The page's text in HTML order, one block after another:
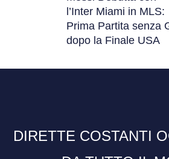
l’Inter Miami in MLS:
Prima Partita senza
dopo la Finale USA
DIRETTE COSTANTI